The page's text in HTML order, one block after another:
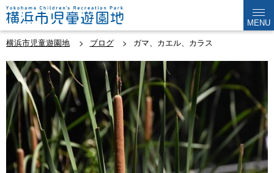
MENU
横浜市児童遊園地 ブログ ガマ、カエル、カラス